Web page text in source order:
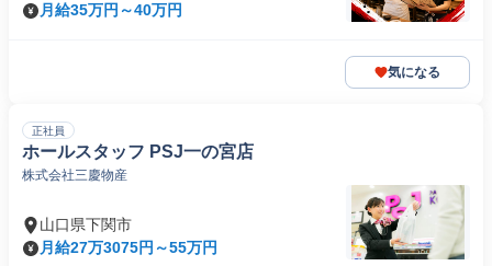
月給35万円～40万円
気になる
正社員
ホールスタッフ PSJ一の宮店
株式会社三慶物産
山口県下関市
月給27万3075円～55万円